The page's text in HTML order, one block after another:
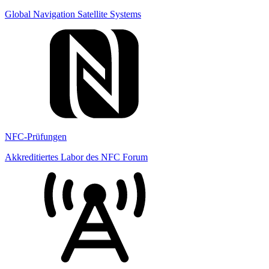
Global Navigation Satellite Systems
NFC-Prüfungen
Akkreditiertes Labor des NFC Forum